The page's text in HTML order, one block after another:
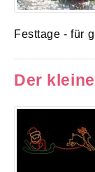
Festtage - für
Der